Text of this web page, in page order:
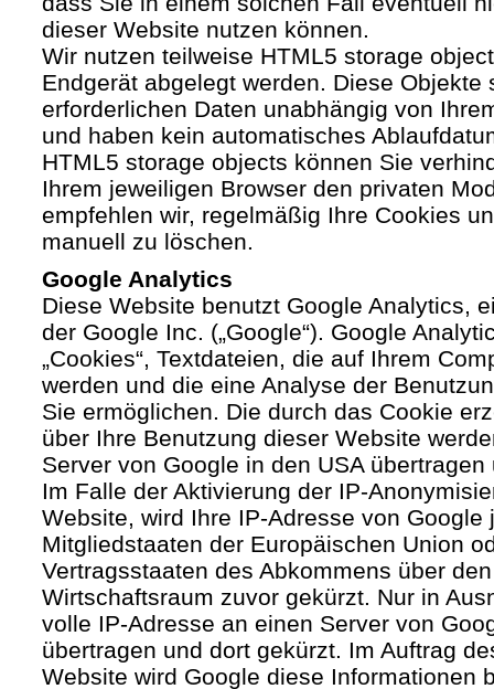
dieser Website nutzen können.
Wir nutzen teilweise HTML5 storage
Endgerät abgelegt werden. Diese Objekte
erforderlichen Daten unabhängig von
und haben kein automatisches
HTML5 storage objects können Sie
Ihrem jeweiligen Browser den privaten
empfehlen wir, regelmäßig Ihre Cookies
manuell zu löschen.
Google Analytics
Diese Website benutzt Google Analytics,
der Google Inc. („Google“). Google
„Cookies“, Textdateien, die auf Ihrem
werden und die eine Analyse der
Sie ermöglichen. Die durch das Cookie
über Ihre Benutzung dieser Website
Server von Google in den USA
Im Falle der Aktivierung der IP-
Website, wird Ihre IP-Adresse von Google
Mitgliedstaaten der Europäischen Union
Vertragsstaaten des Abkommens über
Wirtschaftsraum zuvor gekürzt. Nur in
volle IP-Adresse an einen Server von
übertragen und dort gekürzt. Im Auftrag
Website wird Google diese Informationen